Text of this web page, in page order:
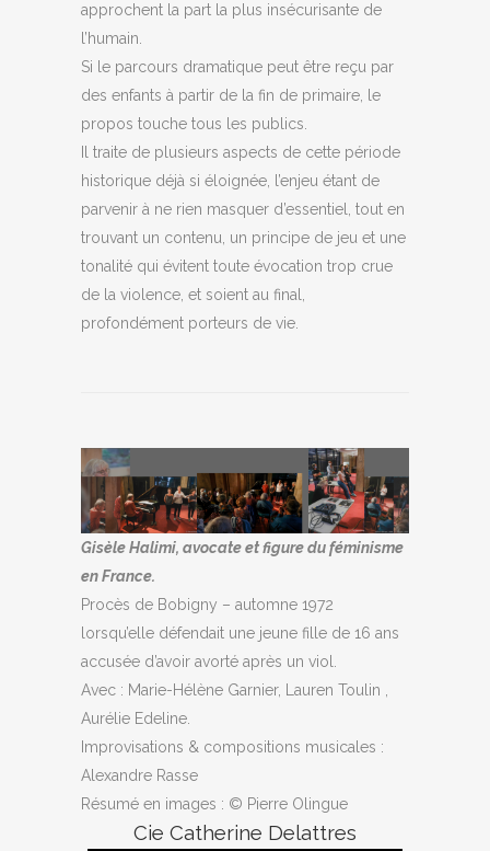
approchent la part la plus insécurisante de
l’humain.
Si le parcours dramatique peut être reçu par
des enfants à partir de la fin de primaire, le
propos touche tous les publics.
Il traite de plusieurs aspects de cette période
historique déjà si éloignée, l’enjeu étant de
parvenir à ne rien masquer d’essentiel, tout en
trouvant un contenu, un principe de jeu et une
tonalité qui évitent toute évocation trop crue
de la violence, et soient au final,
profondément porteurs de vie.
Gisèle Halimi, avocate et figure du féminisme
en France.
Procès de Bobigny – automne 1972
lorsqu’elle défendait une jeune fille de 16 ans
accusée d’avoir avorté après un viol.
Avec : Marie-Hélène Garnier, Lauren Toulin ,
Aurélie Edeline.
Improvisations & compositions musicales :
Alexandre Rasse
Résumé en images : © Pierre Olingue
Cie Catherine Delattres